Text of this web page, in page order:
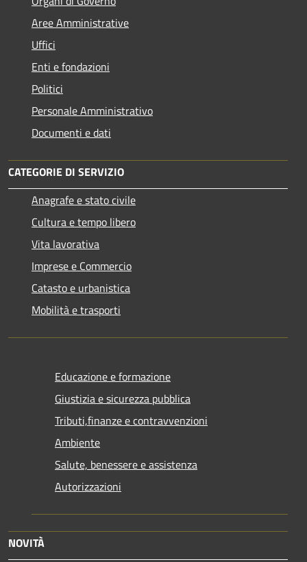
Aree Amministrative
Uffici
Enti e fondazioni
Politici
Personale Amministrativo
Documenti e dati
CATEGORIE DI SERVIZIO
Anagrafe e stato civile
Cultura e tempo libero
Vita lavorativa
Imprese e Commercio
Catasto e urbanistica
Mobilità e trasporti
Educazione e formazione
Giustizia e sicurezza pubblica
Tributi,finanze e contravvenzioni
Ambiente
Salute, benessere e assistenza
Autorizzazioni
NOVITÀ